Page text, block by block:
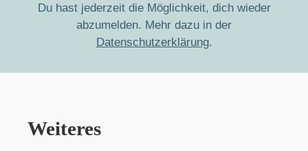
Du hast jederzeit die Möglichkeit, dich wieder
abzumelden. Mehr dazu in der
Datenschutzerklärung.
Weiteres